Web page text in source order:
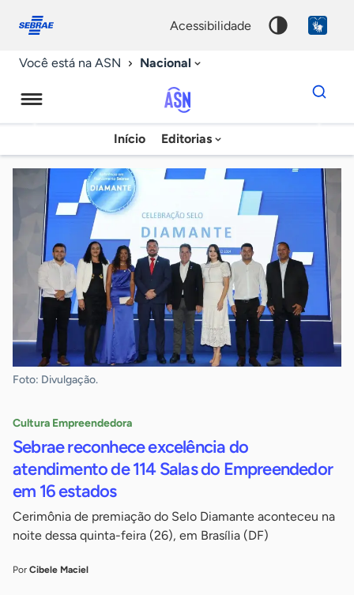
conosco
acessibilidade
Você está na ASN Nacional
Agência
Sebrae
de
Notícias
Início Editorias
Dados
para
chave
Foto: Divulgação.
Cultura Empreendedora
Sebrae reconhece excelência do
atendimento de 114 Salas do Empreendedor
em 16 estados
Cerimônia de premiação do Selo Diamante aconteceu na
noite dessa quinta-feira (26), em Brasília (DF)
Por Cibele Maciel